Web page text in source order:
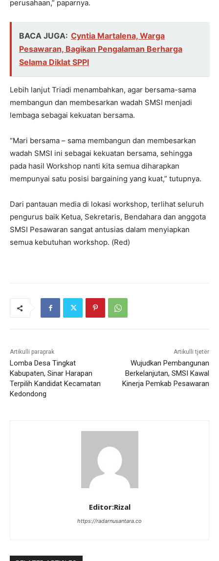
perusahaan,” paparnya.
BACA JUGA: Cyntia Martalena, Warga
Pesawaran, Bagikan Pengalaman Berharga
Selama Diklat SPPI
Lebih lanjut Triadi menambahkan, agar bersama-sama
membangun dan membesarkan wadah SMSI menjadi
lembaga sebagai kekuatan bersama.
“Mari bersama – sama membangun dan membesarkan
wadah SMSI ini sebagai kekuatan bersama, sehingga
pada hasil Workshop nanti kita semua diharapkan
mempunyai satu posisi bargaining yang kuat,” tutupnya.
Dari pantauan media di lokasi workshop, terlihat seluruh
pengurus baik Ketua, Sekretaris, Bendahara dan anggota
SMSI Pesawaran sangat antusias dalam menyiapkan
semua kebutuhan workshop. (Red)
Artikulli paraprak
Lomba Desa Tingkat
Kabupaten, Sinar Harapan
Terpilih Kandidat Kecamatan
Kedondong
Artikulli tjetër
Wujudkan Pembangunan
Berkelanjutan, SMSI Kawal
Kinerja Pemkab Pesawaran
Editor:Rizal
https://radarnusantara.co